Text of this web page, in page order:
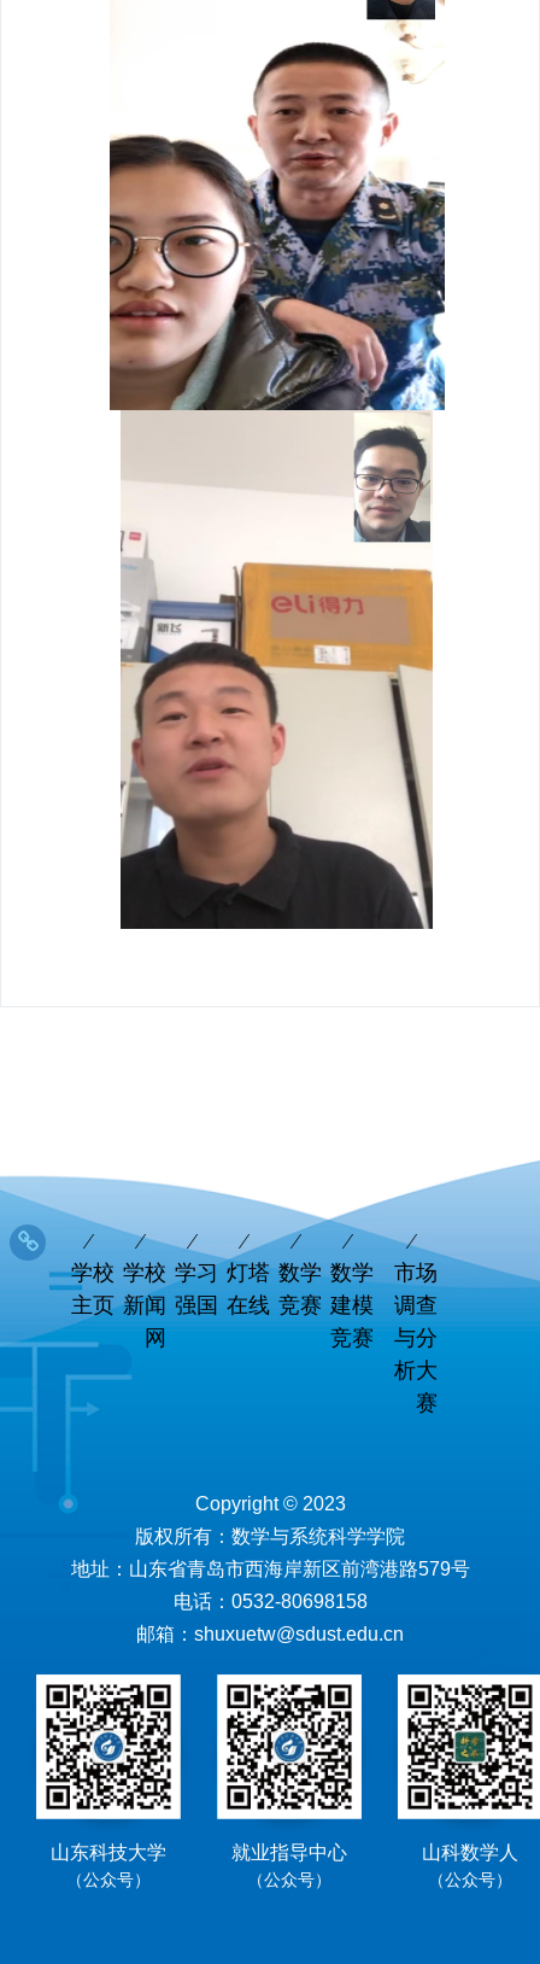
学校
主页
学校
新闻
网
学习
强国
灯塔
在线
数学
竞赛
数学
建模
竞赛
市场
调查
与分
析大
赛
Copyright © 2023
版权所有：数学与系统科学学院
地址：山东省青岛市西海岸新区前湾港路579号
电话：0532-80698158
邮箱：shuxuetw@sdust.edu.cn
山东科技大学
（公众号）
就业指导中心
（公众号）
山科数学人
（公众号）